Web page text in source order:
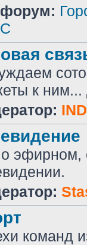
к
эфирном,
команд